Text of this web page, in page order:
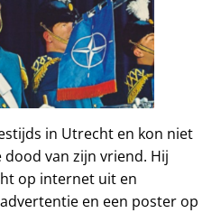
in Utrecht en kon niet
van zijn vriend. Hij
op internet uit en
en een poster op